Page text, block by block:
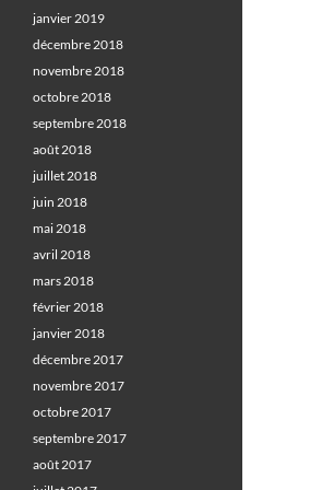
janvier 2019
décembre 2018
novembre 2018
octobre 2018
septembre 2018
août 2018
juillet 2018
juin 2018
mai 2018
avril 2018
mars 2018
février 2018
janvier 2018
décembre 2017
novembre 2017
octobre 2017
septembre 2017
août 2017